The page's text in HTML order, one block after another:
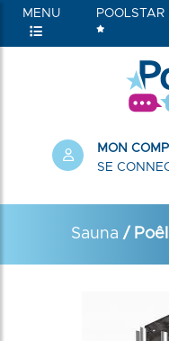
MENU POOLSTAR
MON
SE
Sauna /